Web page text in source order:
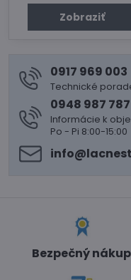
Zobraziť
0917 969 003
Technické
0948 987 787
Informácie k
Po - Pi 8:00-15:00
Bezpečný nákup